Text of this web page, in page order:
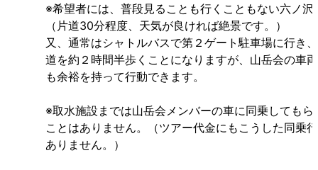
※希望者には、普段見ることも行くこともない六ノ
（片道30分程度、天気が良ければ絶景です。）
又、通常はシャトルバスで第２ゲート駐車場に行き
道を約２時間半歩くことになりますが、山岳会の車
も余裕を持って行動できます。
※取水施設までは山岳会メンバーの車に同乗しても
ことはありません。（ツアー代金にもこうした同乗
ありません。）